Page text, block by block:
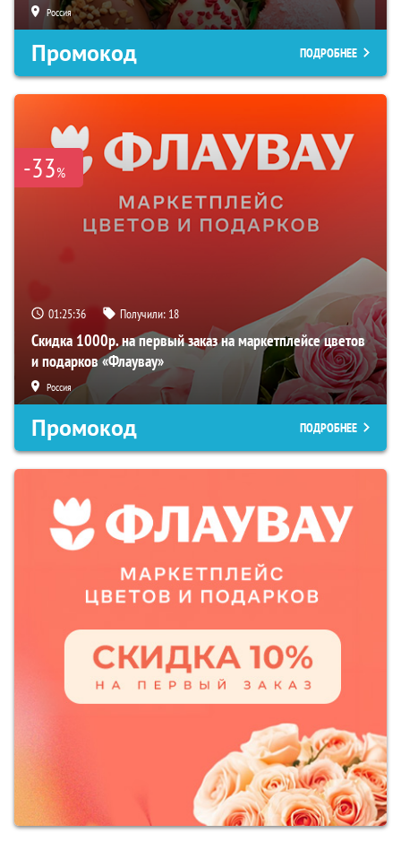
Россия
Промокод ПОДРОБНЕЕ
-33%
01:25:35 Получили: 18
Скидка 1000р. на первый заказ на маркетплейсе цветов
и подарков «Флаувау»
Россия
Промокод ПОДРОБНЕЕ